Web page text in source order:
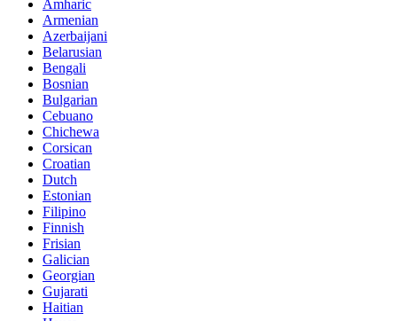
Amharic
Armenian
Azerbaijani
Belarusian
Bengali
Bosnian
Bulgarian
Cebuano
Chichewa
Corsican
Croatian
Dutch
Estonian
Filipino
Finnish
Frisian
Galician
Georgian
Gujarati
Haitian